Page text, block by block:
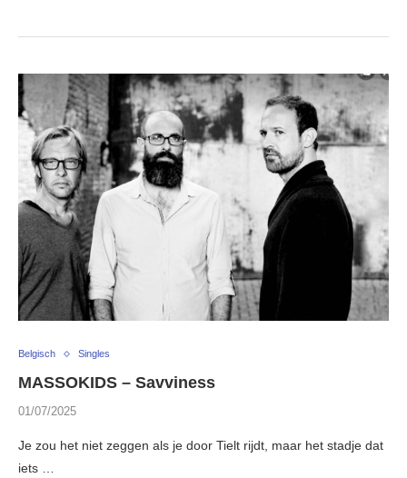
Belgisch Singles
MASSOKIDS – Savviness
01/07/2025
Je zou het niet zeggen als je door Tielt rijdt, maar het stadje dat
iets …